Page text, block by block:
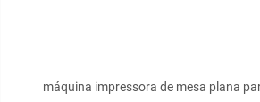
máquina impressora de mesa plana